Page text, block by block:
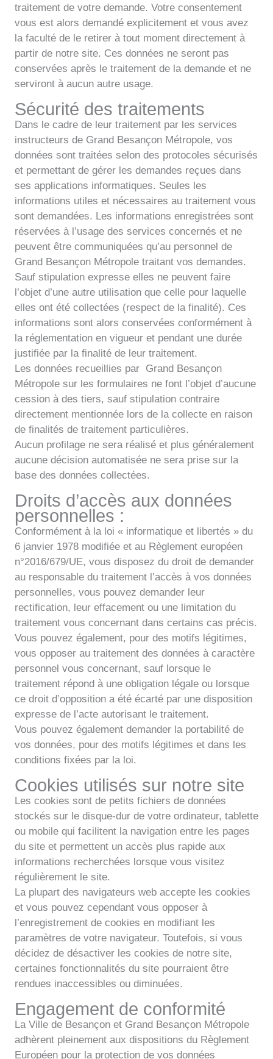
traitement de votre demande. Votre consentement
vous est alors demandé explicitement et vous avez
la faculté de le retirer à tout moment directement à
partir de notre site. Ces données ne seront pas
conservées après le traitement de la demande et ne
serviront à aucun autre usage.
Sécurité des traitements
Dans le cadre de leur traitement par les services
instructeurs de Grand Besançon Métropole, vos
données sont traitées selon des protocoles sécurisés
et permettant de gérer les demandes reçues dans
ses applications informatiques. Seules les
informations utiles et nécessaires au traitement vous
sont demandées. Les informations enregistrées sont
réservées à l’usage des services concernés et ne
peuvent être communiquées qu’au personnel de
Grand Besançon Métropole traitant vos demandes.
Sauf stipulation expresse elles ne peuvent faire
l’objet d’une autre utilisation que celle pour laquelle
elles ont été collectées (respect de la finalité). Ces
informations sont alors conservées conformément à
la réglementation en vigueur et pendant une durée
justifiée par la finalité de leur traitement.
Les données recueillies par Grand Besançon
Métropole sur les formulaires ne font l’objet d’aucune
cession à des tiers, sauf stipulation contraire
directement mentionnée lors de la collecte en raison
de finalités de traitement particulières.
Aucun profilage ne sera réalisé et plus généralement
aucune décision automatisée ne sera prise sur la
base des données collectées.
Droits d’accès aux données
personnelles :
Conformément à la loi « informatique et libertés » du
6 janvier 1978 modifiée et au Règlement européen
n°2016/679/UE, vous disposez du droit de demander
au responsable du traitement l’accès à vos données
personnelles, vous pouvez demander leur
rectification, leur effacement ou une limitation du
traitement vous concernant dans certains cas précis.
Vous pouvez également, pour des motifs légitimes,
vous opposer au traitement des données à caractère
personnel vous concernant, sauf lorsque le
traitement répond à une obligation légale ou lorsque
ce droit d’opposition a été écarté par une disposition
expresse de l’acte autorisant le traitement.
Vous pouvez également demander la portabilité de
vos données, pour des motifs légitimes et dans les
conditions fixées par la loi.
Cookies utilisés sur notre site
Les cookies sont de petits fichiers de données
stockés sur le disque-dur de votre ordinateur, tablette
ou mobile qui facilitent la navigation entre les pages
du site et permettent un accès plus rapide aux
informations recherchées lorsque vous visitez
régulièrement le site.
La plupart des navigateurs web accepte les cookies
et vous pouvez cependant vous opposer à
l’enregistrement de cookies en modifiant les
paramètres de votre navigateur. Toutefois, si vous
décidez de désactiver les cookies de notre site,
certaines fonctionnalités du site pourraient être
rendues inaccessibles ou diminuées.
Engagement de conformité
La Ville de Besançon et Grand Besançon Métropole
adhèrent pleinement aux dispositions du Règlement
Européen pour la protection de vos données